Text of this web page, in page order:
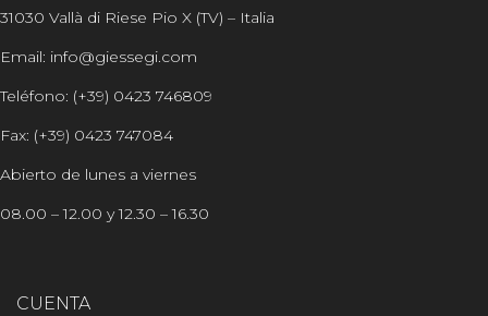
31030 Vallà di Riese Pio X (TV) – Italia
Email: info@giessegi.com
Teléfono: (+39) 0423 746809
Fax: (+39) 0423 747084
Abierto de lunes a viernes
08.00 – 12.00 y 12.30 – 16.30
CUENTA